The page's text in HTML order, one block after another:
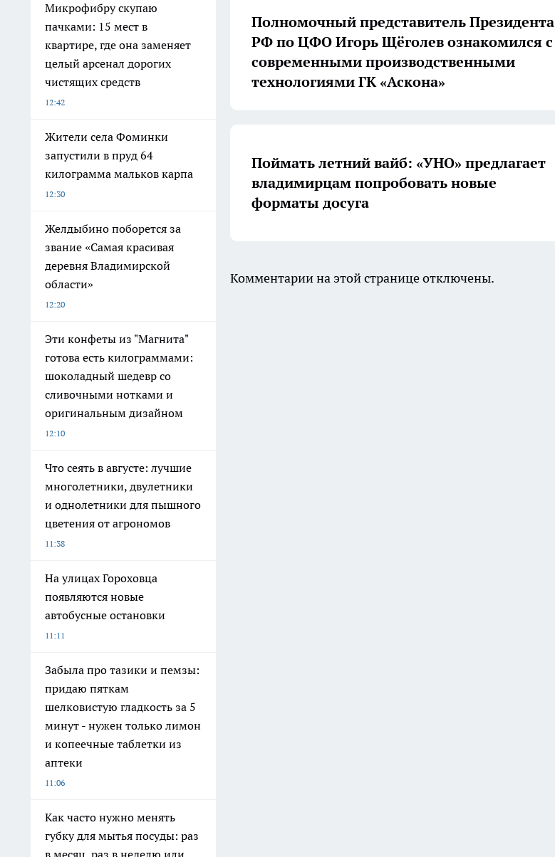
Микрофибру скупаю
пачками: 15 мест в
квартире, где она заменяет
целый арсенал дорогих
чистящих средств
12:42
Жители села Фоминки
запустили в пруд 64
килограмма мальков карпа
12:30
Желдыбино поборется за
звание «Самая красивая
деревня Владимирской
области»
12:20
Эти конфеты из "Магнита"
готова есть килограммами:
шоколадный шедевр со
сливочными нотками и
оригинальным дизайном
12:10
Что сеять в августе: лучшие
многолетники, двулетники
и однолетники для пышного
цветения от агрономов
11:38
На улицах Гороховца
появляются новые
автобусные остановки
11:11
Забыла про тазики и пемзы:
придаю пяткам
шелковистую гладкость за 5
минут - нужен только лимон
и копеечные таблетки из
аптеки
11:06
Как часто нужно менять
губку для мытья посуды: раз
Полномочный представитель Президента
РФ по ЦФО Игорь Щёголев ознакомился с
современными производственными
технологиями ГК «Аскона»
Поймать летний вайб: «УНО» предлагает
владимирцам попробовать новые
форматы досуга
Комментарии на этой странице отключены.